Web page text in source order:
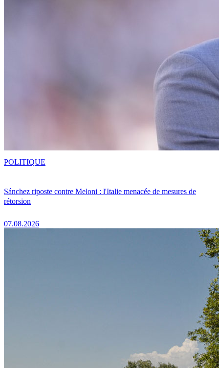
Sánchez riposte contre Meloni : l'Italie menacée de mesures de
rétorsion
07.08.2026
POLITIQUE